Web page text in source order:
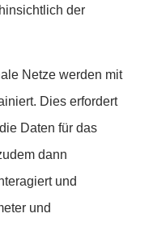
der
Netze werden mit
Dies erfordert
Daten für das
dann
und
und